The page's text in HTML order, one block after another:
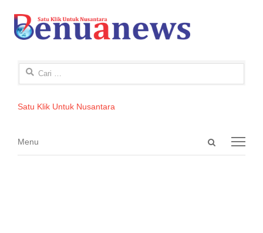
Cari
Satu Klik Untuk Nusantara
Open
Menu
Menu